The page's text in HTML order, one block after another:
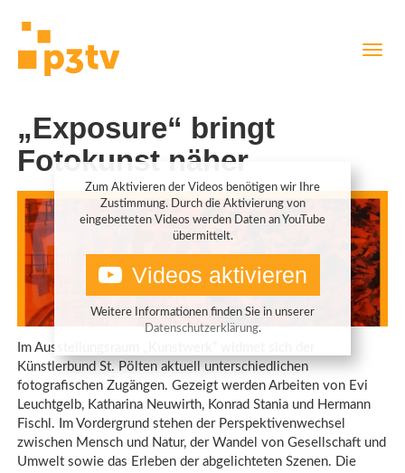
„Exposure“ bringt
Fotokunst näher
Zum Aktivieren der Videos benötigen wir Ihre
Zustimmung. Durch die Aktivierung von
eingebetteten Videos werden Daten an YouTube
übermittelt.
Videos aktivieren
Weitere Informationen finden Sie in unserer
Datenschutzerklärung.
Im Ausstellungsraum „Kunstwerk“ widmet sich der
Künstlerbund St. Pölten aktuell unterschiedlichen
fotografischen Zugängen. Gezeigt werden Arbeiten von Evi
Leuchtgelb, Katharina Neuwirth, Konrad Stania und Hermann
Fischl. Im Vordergrund stehen der Perspektivenwechsel
zwischen Mensch und Natur, der Wandel von Gesellschaft und
Umwelt sowie das Erleben der abgelichteten Szenen. Die